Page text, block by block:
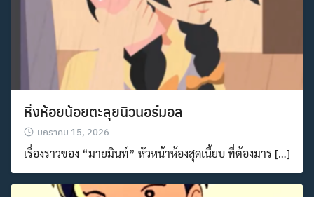
หิ่งห้อยน้อยตะลุยนิวนอร์มอล
มกราคม 15, 2026
เรื่องราวของ “มายมินท์” หัวหน้าห้องสุดเนี้ยบ ที่ต้องมาร […]